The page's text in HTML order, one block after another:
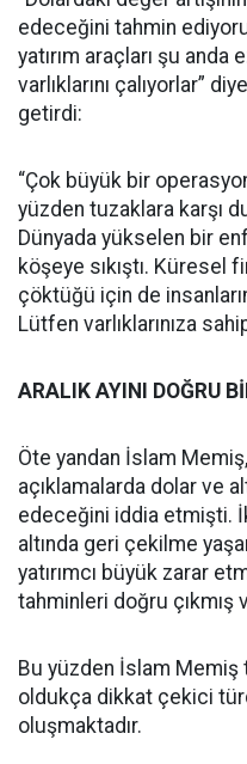
edeceğini tahmin
yatırım araçları şu anda
varlıklarını çalıyorlar”
getirdi:
“Çok büyük bir
yüzden tuzaklara karşı
Dünyada yükselen bir
köşeye sıkıştı.
çöktüğü için de
Lütfen varlıklarınıza sahip
ARALIK AYINI DOĞRU
Öte yandan İslam Memiş,
açıklamalarda dolar ve
edeceğini iddia etmişti.
altında geri çekilme
yatırımcı büyük zarar
tahminleri doğru çıkmış
Bu yüzden İslam Memiş
oldukça dikkat çekici
oluşmaktadır.